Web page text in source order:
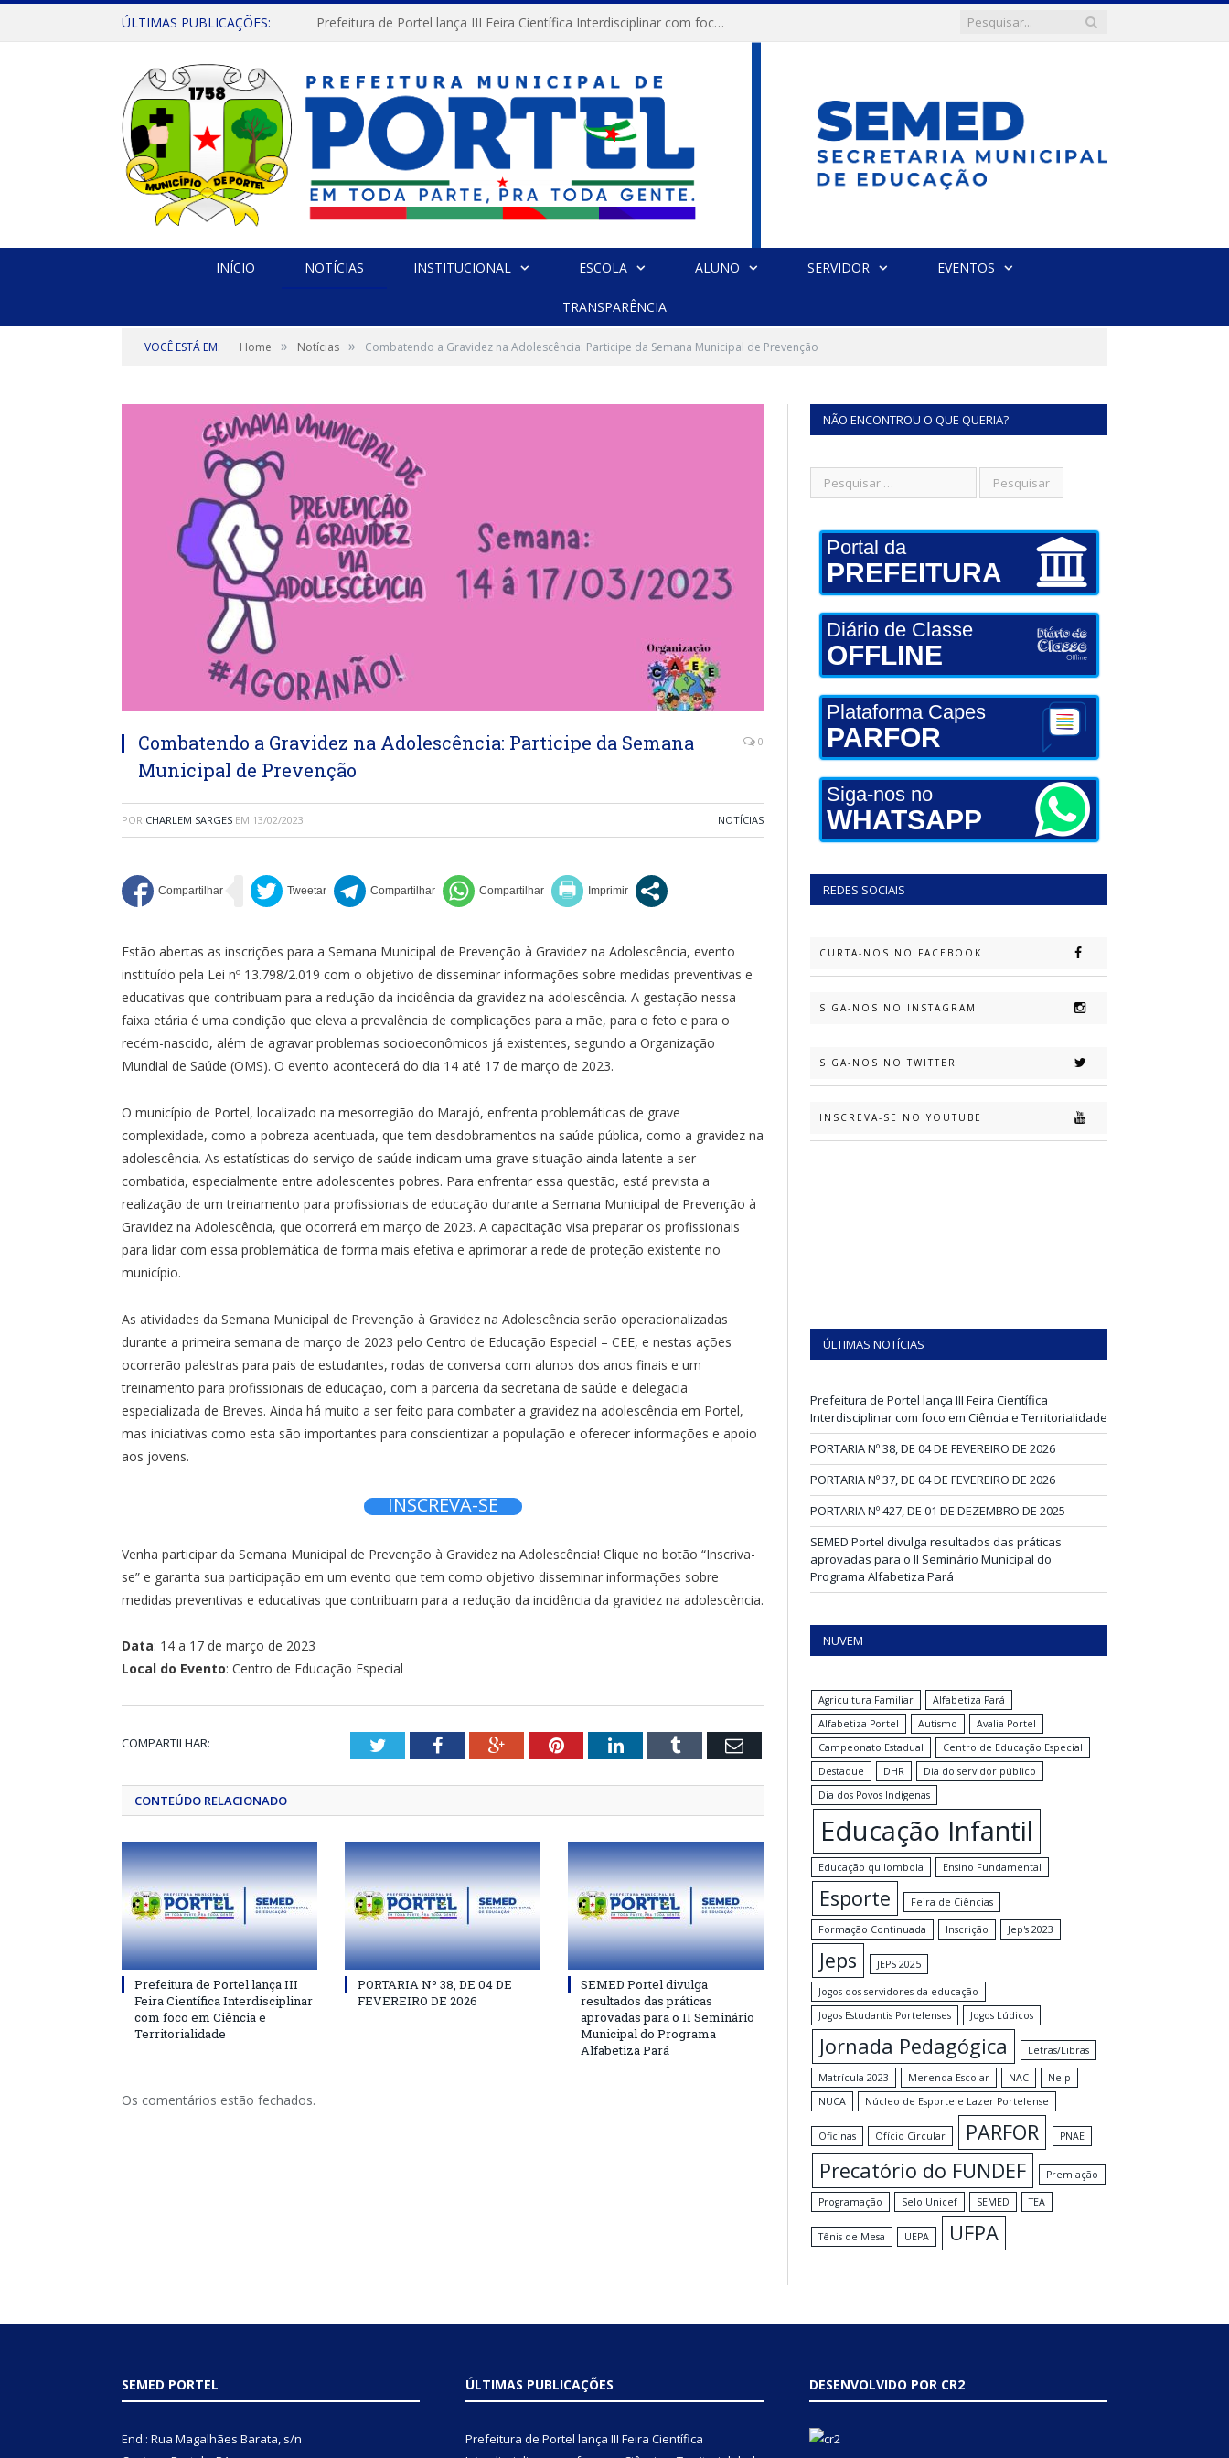
ÚLTIMAS PUBLICAÇÕES: Prefeitura de Portel lança III Feira Científica Interdisciplinar com foco em Ciência e Territorialidade
INÍCIO NOTÍCIAS INSTITUCIONAL ESCOLA ALUNO SERVIDOR EVENTOS
TRANSPARÊNCIA
VOCÊ ESTÁ EM: Home » Notícias » Combatendo a Gravidez na Adolescência: Participe da Semana Municipal de Prevenção
Combatendo a Gravidez na Adolescência: Participe da Semana
Municipal de Prevenção
0
POR CHARLEM SARGES EM 13/02/2023 NOTÍCIAS
Estão abertas as inscrições para a Semana Municipal de Prevenção à Gravidez na Adolescência, evento
instituído pela Lei nº 13.798/2.019 com o objetivo de disseminar informações sobre medidas preventivas e
educativas que contribuam para a redução da incidência da gravidez na adolescência. A gestação nessa
faixa etária é uma condição que eleva a prevalência de complicações para a mãe, para o feto e para o
recém-nascido, além de agravar problemas socioeconômicos já existentes, segundo a Organização
Mundial de Saúde (OMS). O evento acontecerá do dia 14 até 17 de março de 2023.
O município de Portel, localizado na mesorregião do Marajó, enfrenta problemáticas de grave
complexidade, como a pobreza acentuada, que tem desdobramentos na saúde pública, como a gravidez na
adolescência. As estatísticas do serviço de saúde indicam uma grave situação ainda latente a ser
combatida, especialmente entre adolescentes pobres. Para enfrentar essa questão, está prevista a
realização de um treinamento para profissionais de educação durante a Semana Municipal de Prevenção à
Gravidez na Adolescência, que ocorrerá em março de 2023. A capacitação visa preparar os profissionais
para lidar com essa problemática de forma mais efetiva e aprimorar a rede de proteção existente no
município.
As atividades da Semana Municipal de Prevenção à Gravidez na Adolescência serão operacionalizadas
durante a primeira semana de março de 2023 pelo Centro de Educação Especial – CEE, e nestas ações
ocorrerão palestras para pais de estudantes, rodas de conversa com alunos dos anos finais e um
treinamento para profissionais de educação, com a parceria da secretaria de saúde e delegacia
especializada de Breves. Ainda há muito a ser feito para combater a gravidez na adolescência em Portel,
mas iniciativas como esta são importantes para conscientizar a população e oferecer informações e apoio
aos jovens.
INSCREVA-SE
Venha participar da Semana Municipal de Prevenção à Gravidez na Adolescência! Clique no botão “Inscriva-
se” e garanta sua participação em um evento que tem como objetivo disseminar informações sobre
medidas preventivas e educativas que contribuam para a redução da incidência da gravidez na adolescência.
Data: 14 a 17 de março de 2023
Local do Evento: Centro de Educação Especial
COMPARTILHAR: TwitterFacebookGoogle+PinterestLinkedInTumblr Email
CONTEÚDO RELACIONADO
Prefeitura de Portel lança III
Feira Científica Interdisciplinar
com foco em Ciência e
Territorialidade
PORTARIA Nº 38, DE 04 DE
FEVEREIRO DE 2026
SEMED Portel divulga
resultados das práticas
aprovadas para o II Seminário
Municipal do Programa
Alfabetiza Pará
Os comentários estão fechados.
NÃO ENCONTROU O QUE QUERIA?
Portal da
PREFEITURA
Diário de Classe
OFFLINE
Plataforma Capes
PARFOR
Siga-nos no
WHATSAPP
REDES SOCIAIS
CURTA-NOS NO FACEBOOK
SIGA-NOS NO INSTAGRAM
SIGA-NOS NO TWITTER
INSCREVA-SE NO YOUTUBE
ÚLTIMAS NOTÍCIAS
Prefeitura de Portel lança III Feira Científica
Interdisciplinar com foco em Ciência e Territorialidade
PORTARIA Nº 38, DE 04 DE FEVEREIRO DE 2026
PORTARIA Nº 37, DE 04 DE FEVEREIRO DE 2026
PORTARIA Nº 427, DE 01 DE DEZEMBRO DE 2025
SEMED Portel divulga resultados das práticas
aprovadas para o II Seminário Municipal do
Programa Alfabetiza Pará
NUVEM
Agricultura Familiar
Alfabetiza Pará
Alfabetiza Portel
Autismo
Avalia Portel
Campeonato Estadual
Centro de Educação Especial
Destaque
DHR
Dia do servidor público
Dia dos Povos Indígenas
Educação Infantil
Educação quilombola Ensino Fundamental
Esporte Feira de Ciências
Formação Continuada Inscrição Jep's 2023
Jeps JEPS 2025
Jogos dos servidores da educação
Jogos Estudantis Portelenses
Jogos Lúdicos
Jornada Pedagógica Letras/Libras
Matrícula 2023 Merenda Escolar NAC
Nelp
NUCA
Núcleo de Esporte e Lazer Portelense
Oficinas Ofício Circular PARFOR PNAE
Precatório do FUNDEF Premiação
Programação Selo Unicef SEMED TEA
Tênis de Mesa UEPA UFPA
SEMED PORTEL
End.: Rua Magalhães Barata, s/n
ÚLTIMAS PUBLICAÇÕES
Prefeitura de Portel lança III Feira Científica
DESENVOLVIDO POR CR2